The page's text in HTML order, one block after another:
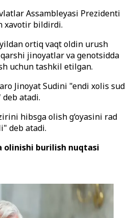
Assambleyasi Prezidenti
xavotir bildirdi.
ortiq vaqt oldin urush
jinoyatlar va genotsidda
uchun tashkil etilgan.
Jinoyat Sudini "endi xolis sud
atadi.
hibsga olish g‘oyasini rad
deb atadi.
olinishi burilish nuqtasi